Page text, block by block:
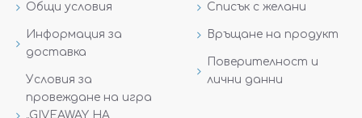
Общи условия
Информация за
доставка
Условия за
провеждане на игра
„GIVEAWAY НА
Списък с желани
Връщане на продукт
Поверителност и
лични данни